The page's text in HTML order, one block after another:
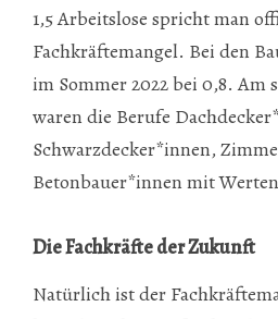
1,5 Arbeitslose spricht man
Fachkräftemangel. Bei den
im Sommer 2022 bei 0,8. Am
waren die Berufe
Schwarzdecker*innen,
Betonbauer*innen mit
Die Fachkräfte der Zukunft
Natürlich ist der